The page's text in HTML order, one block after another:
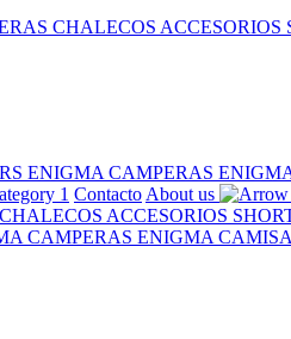
CHALECOS ACCESORIOS
ENIGMA CAMPERAS
Contacto About us
CHALECOS ACCESORIOS
CAMPERAS ENIGMA